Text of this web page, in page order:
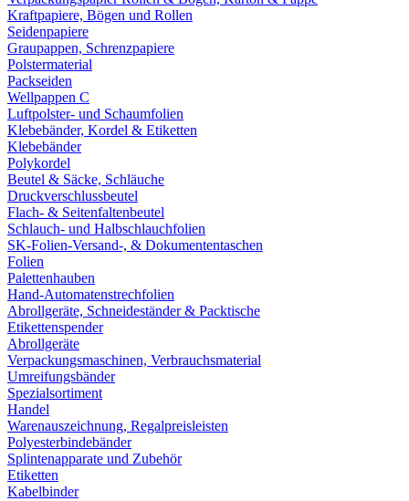
Kraftpapiere, Bögen und Rollen
Seidenpapiere
Graupappen, Schrenzpapiere
Polstermaterial
Packseiden
Wellpappen C
Luftpolster- und Schaumfolien
Klebebänder, Kordel & Etiketten
Klebebänder
Polykordel
Beutel & Säcke, Schläuche
Druckverschlussbeutel
Flach- & Seitenfaltenbeutel
Schlauch- und Halbschlauchfolien
SK-Folien-Versand-, & Dokumententaschen
Folien
Palettenhauben
Hand-Automatenstrechfolien
Abrollgeräte, Schneideständer & Packtische
Etikettenspender
Abrollgeräte
Verpackungsmaschinen, Verbrauchsmaterial
Umreifungsbänder
Spezialsortiment
Handel
Warenauszeichnung, Regalpreisleisten
Polyesterbindebänder
Splintenapparate und Zubehör
Etiketten
Kabelbinder